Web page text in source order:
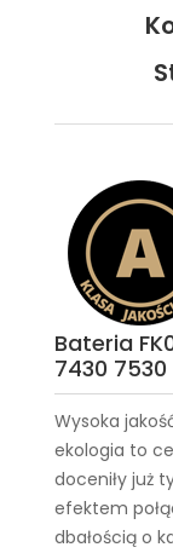
Bateria
7430 7530
Wysoka
ekologia to
doceniły już
efektem
dbałością o